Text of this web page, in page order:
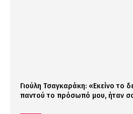
Γιούλη Τσαγκαράκη: «Εκείνο το
παντού το πρόσωπό μου, ήταν